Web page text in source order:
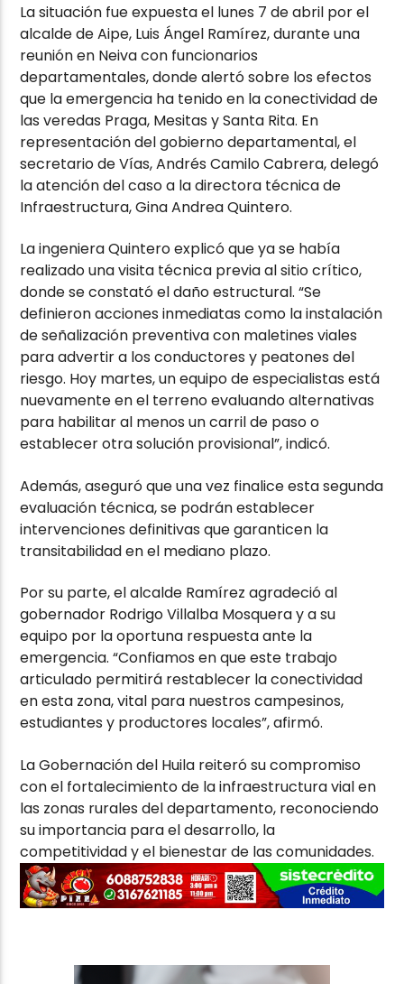
La situación fue expuesta el lunes 7 de abril por el
alcalde de Aipe, Luis Ángel Ramírez, durante una
reunión en Neiva con funcionarios
departamentales, donde alertó sobre los efectos
que la emergencia ha tenido en la conectividad de
las veredas Praga, Mesitas y Santa Rita. En
representación del gobierno departamental, el
secretario de Vías, Andrés Camilo Cabrera, delegó
la atención del caso a la directora técnica de
Infraestructura, Gina Andrea Quintero.
La ingeniera Quintero explicó que ya se había
realizado una visita técnica previa al sitio crítico,
donde se constató el daño estructural. “Se
definieron acciones inmediatas como la instalación
de señalización preventiva con maletines viales
para advertir a los conductores y peatones del
riesgo. Hoy martes, un equipo de especialistas está
nuevamente en el terreno evaluando alternativas
para habilitar al menos un carril de paso o
establecer otra solución provisional”, indicó.
Además, aseguró que una vez finalice esta segunda
evaluación técnica, se podrán establecer
intervenciones definitivas que garanticen la
transitabilidad en el mediano plazo.
Por su parte, el alcalde Ramírez agradeció al
gobernador Rodrigo Villalba Mosquera y a su
equipo por la oportuna respuesta ante la
emergencia. “Confiamos en que este trabajo
articulado permitirá restablecer la conectividad
en esta zona, vital para nuestros campesinos,
estudiantes y productores locales”, afirmó.
La Gobernación del Huila reiteró su compromiso
con el fortalecimiento de la infraestructura vial en
las zonas rurales del departamento, reconociendo
su importancia para el desarrollo, la
competitividad y el bienestar de las comunidades.